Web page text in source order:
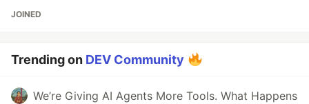
JOINED
Trending on DEV Community
We’re Giving AI Agents More Tools. What Happens